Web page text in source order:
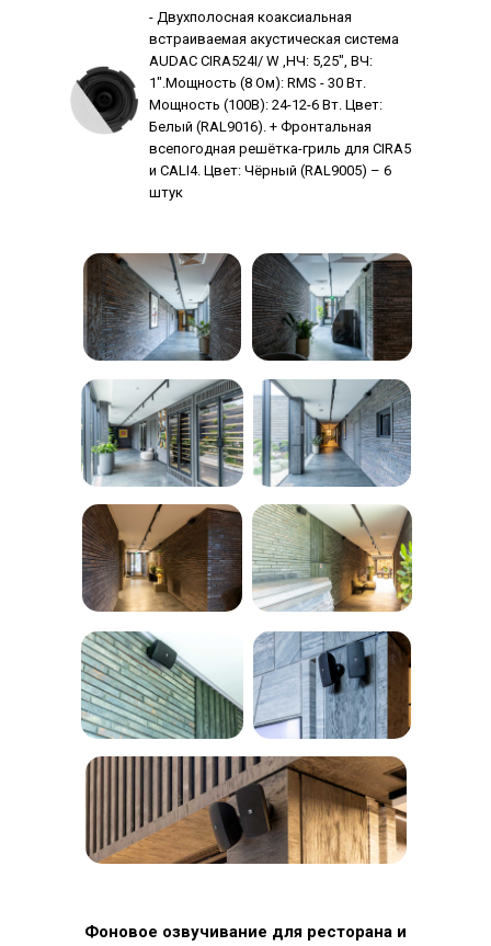
- Двухполосная коаксиальная
встраиваемая акустическая система
AUDAC CIRA524I/ W ,НЧ: 5,25", ВЧ:
1".Мощность (8 Ом): RMS - 30 Вт.
Мощность (100В): 24-12-6 Вт. Цвет:
Белый (RAL9016). + Фронтальная
всепогодная решётка-гриль для CIRA5
и CALI4. Цвет: Чёрный (RAL9005) – 6
штук
Фоновое озвучивание для ресторана и